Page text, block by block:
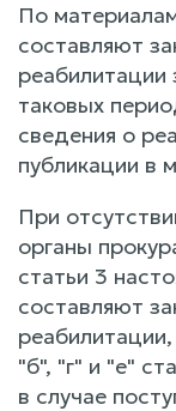
По
составляют
реабилитации
таковых
сведения о
публикации в
При
органы
статьи 3
составляют
"б", "г" и "е"
в случае